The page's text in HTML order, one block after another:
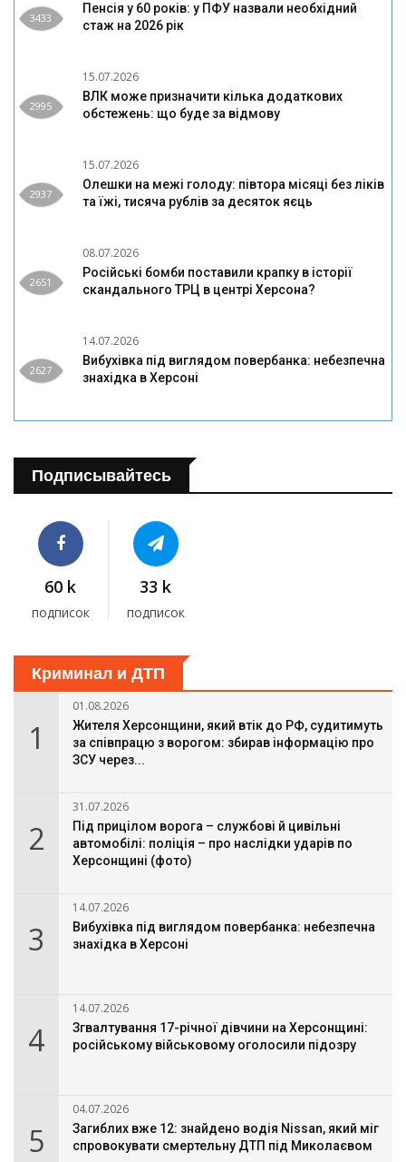
3433
Пенсія у 60 років: у ПФУ назвали необхідний
стаж на 2026 рік
2995
15.07.2026
ВЛК може призначити кілька додаткових
обстежень: що буде за відмову
2937
15.07.2026
Олешки на межі голоду: півтора місяці без ліків
та їжі, тисяча рублів за десяток яєць
2651
08.07.2026
Російські бомби поставили крапку в історії
скандального ТРЦ в центрі Херсона?
2627
14.07.2026
Вибухівка під виглядом повербанка: небезпечна
знахідка в Херсоні
Подписывайтесь
60 k
подписок
33 k
подписок
Криминал и ДТП
1
01.08.2026
Жителя Херсонщини, який втік до РФ, судитимуть
за співпрацю з ворогом: збирав інформацію про
ЗСУ через...
2
31.07.2026
Під прицілом ворога – службові й цивільні
автомобілі: поліція – про наслідки ударів по
Херсонщині (фото)
3
14.07.2026
Вибухівка під виглядом повербанка: небезпечна
знахідка в Херсоні
4
14.07.2026
Згвалтування 17-річної дівчини на Херсонщині:
російському військовому оголосили підозру
5
04.07.2026
Загиблих вже 12: знайдено водія Nissan, який міг
спровокувати смертельну ДТП під Миколаєвом